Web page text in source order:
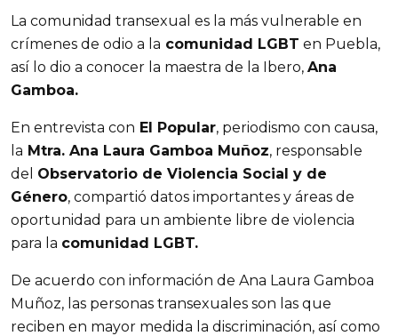
La comunidad transexual es la más vulnerable en
crímenes de odio a la comunidad LGBT en Puebla,
así lo dio a conocer la maestra de la Ibero, Ana
Gamboa.
En entrevista con El Popular, periodismo con causa,
la Mtra. Ana Laura Gamboa Muñoz, responsable
del Observatorio de Violencia Social y de
Género, compartió datos importantes y áreas de
oportunidad para un ambiente libre de violencia
para la comunidad LGBT.
De acuerdo con información de Ana Laura Gamboa
Muñoz, las personas transexuales son las que
reciben en mayor medida la discriminación, así como